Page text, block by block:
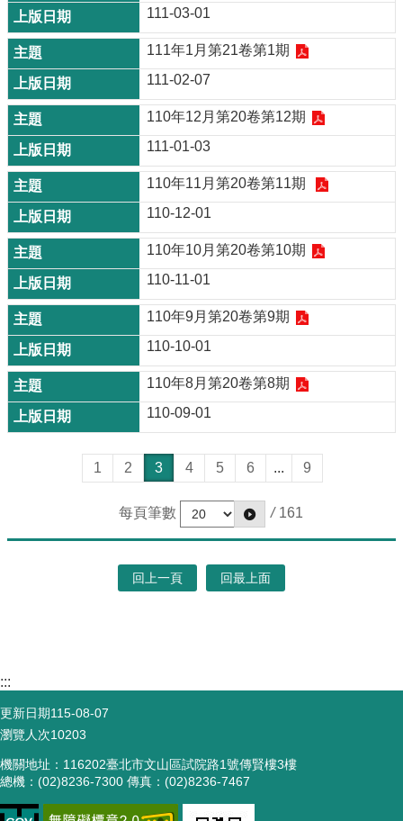
111-03-01
111年1月第21卷第1期
111-02-07
110年12月第20卷第12期
111-01-03
110年11月第20卷第11期
110-12-01
110年10月第20卷第10期
110-11-01
110年9月第20卷第9期
110-10-01
110年8月第20卷第8期
110-09-01
1 2 3 4 5 6 ... 9
每頁筆數 / 161
回上一頁 回最上面
:::
更新日期115-08-07
瀏覽人次10203
機關地址：116202臺北市文山區試院路1號傳賢樓3樓
總機：(02)8236-7300 傳真：(02)8236-7467